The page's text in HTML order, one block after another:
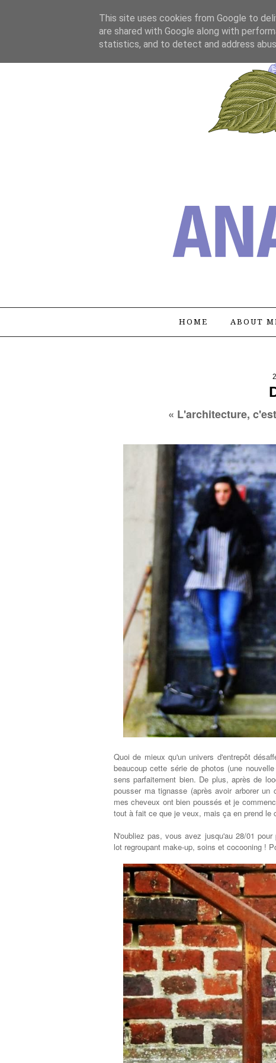
HOME ABOUT
« L'architecture,
Quoi de mieux qu'un univers d'entrepôt
beaucoup cette série de photos (une
sens parfaitement bien. De plus, après de
pousser ma tignasse (après avoir arborer
mes cheveux ont bien poussés et je
tout à fait ce que je veux, mais ça en prend le
N'oubliez pas, vous avez jusqu'au 28/01
lot regroupant make-up, soins et cocooning !
This site uses cookies from Google to
are shared with Google along with
statistics, and to detect and address